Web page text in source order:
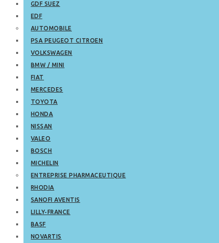
GDF SUEZ
EDF
AUTOMOBILE
PSA PEUGEOT CITROEN
VOLKSWAGEN
BMW / MINI
FIAT
MERCEDES
TOYOTA
HONDA
NISSAN
VALEO
BOSCH
MICHELIN
ENTREPRISE PHARMACEUTIQUE
RHODIA
SANOFI AVENTIS
LILLY-FRANCE
BASF
NOVARTIS